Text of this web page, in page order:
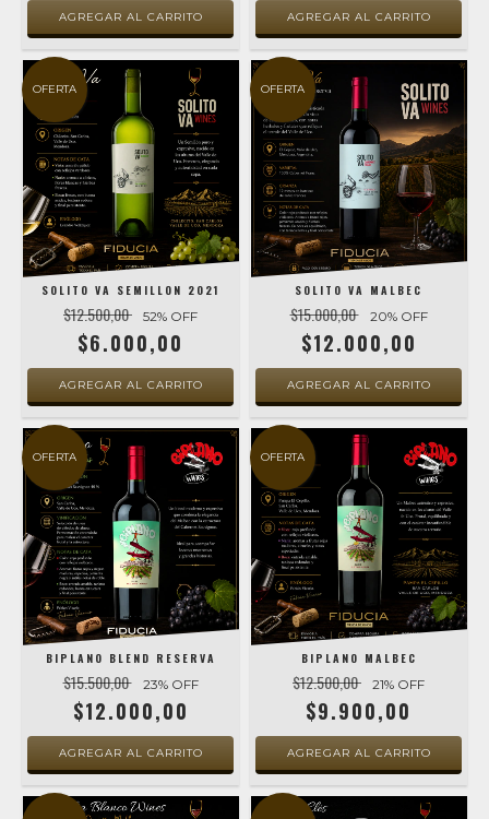
OFERTA
SOLITO VA SEMILLON 2021
$12.500,00 52% OFF
$6.000,00
OFERTA
SOLITO VA MALBEC
$15.000,00 20% OFF
$12.000,00
OFERTA
BIPLANO BLEND RESERVA
$15.500,00 23% OFF
$12.000,00
OFERTA
BIPLANO MALBEC
$12.500,00 21% OFF
$9.900,00